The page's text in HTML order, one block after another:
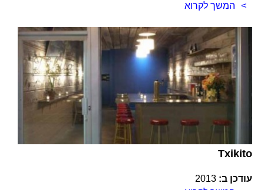
המשך לקרוא
Txikito
עודכן ב: 2013